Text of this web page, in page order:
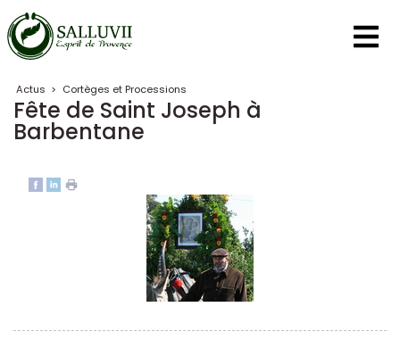
Panneau de gestion des cookies
Actus > Cortèges et Processions
Fête de Saint Joseph à
Barbentane